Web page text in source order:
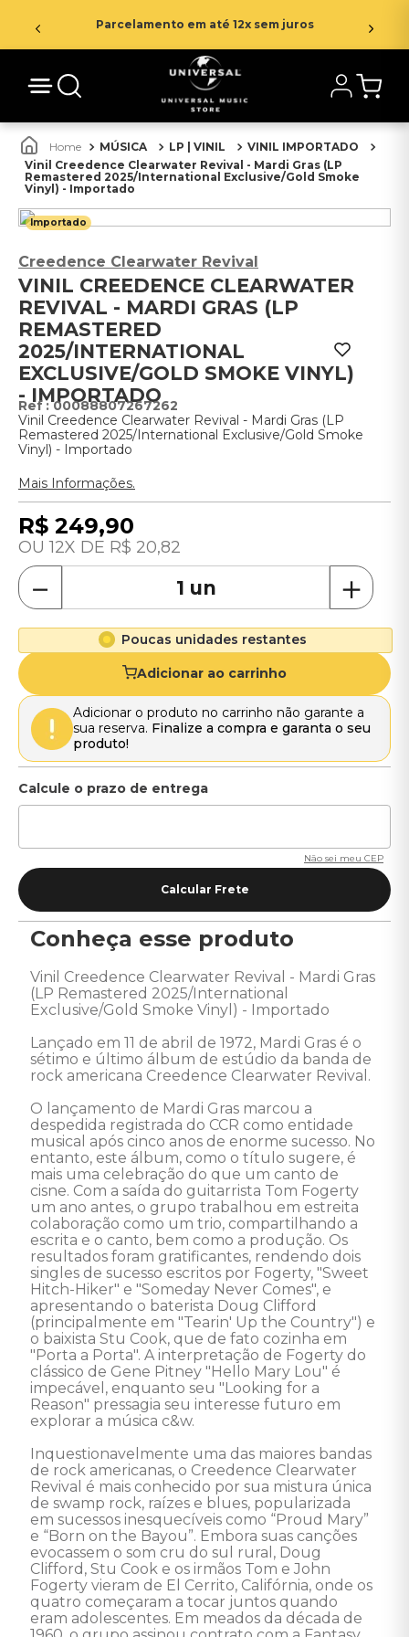
Parcelamento em até 12x sem juros
MÚSICA LP | VINIL
VINIL IMPORTADO
Vinil Creedence Clearwater Revival - Mardi Gras (LP
Remastered 2025/International Exclusive/Gold Smoke
Vinyl) - Importado
Importado
Creedence Clearwater Revival
VINIL CREEDENCE CLEARWATER
REVIVAL - MARDI GRAS (LP
REMASTERED
2025/INTERNATIONAL
EXCLUSIVE/GOLD SMOKE VINYL)
- IMPORTADO
:00088807267262
Vinil Creedence Clearwater Revival - Mardi Gras (LP
Remastered 2025/International Exclusive/Gold Smoke
Vinyl) - Importado
Mais Informações.
R$ 249,90
12 R$ 20,82
＋
－
Poucas unidades restantes
Adicionar ao carrinho
Adicionar o produto no carrinho não garante a
sua reserva. Finalize a compra e garanta o seu
produto!
Não sei meu CEP
Conheça esse produto
Vinil Creedence Clearwater Revival - Mardi Gras
(LP Remastered 2025/International
Exclusive/Gold Smoke Vinyl) - Importado
Lançado em 11 de abril de 1972, Mardi Gras é o
sétimo e último álbum de estúdio da banda de
rock americana Creedence Clearwater Revival.
O lançamento de Mardi Gras marcou a
despedida registrada do CCR como entidade
musical após cinco anos de enorme sucesso. No
entanto, este álbum, como o título sugere, é
mais uma celebração do que um canto de
cisne. Com a saída do guitarrista Tom Fogerty
um ano antes, o grupo trabalhou em estreita
colaboração como um trio, compartilhando a
escrita e o canto, bem como a produção. Os
resultados foram gratificantes, rendendo dois
singles de sucesso escritos por Fogerty, "Sweet
Hitch-Hiker" e "Someday Never Comes", e
apresentando o baterista Doug Clifford
(principalmente em "Tearin' Up the Country") e
o baixista Stu Cook, que de fato cozinha em
"Porta a Porta". A interpretação de Fogerty do
clássico de Gene Pitney "Hello Mary Lou" é
impecável, enquanto seu "Looking for a
Reason" pressagia seu interesse futuro em
explorar a música c&w.
Inquestionavelmente uma das maiores bandas
de rock americanas, o Creedence Clearwater
Revival é mais conhecido por sua mistura única
de swamp rock, raízes e blues, popularizada
em sucessos inesquecíveis como “Proud Mary”
e “Born on the Bayou”. Embora suas canções
evocassem o som cru do sul rural, Doug
Clifford, Stu Cook e os irmãos Tom e John
Fogerty vieram de El Cerrito, Califórnia, onde os
quatro começaram a tocar juntos quando
eram adolescentes. Em meados da década de